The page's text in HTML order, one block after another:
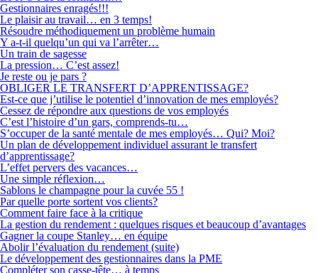
Gestionnaires enragés!!!
Le plaisir au travail… en 3 temps!
Résoudre méthodiquement un problème humain
Y a-t-il quelqu’un qui va l’arrêter…
Un train de sagesse
La pression… C’est assez!
Je reste ou je pars ?
OBLIGER LE TRANSFERT D’APPRENTISSAGE?
Est-ce que j’utilise le potentiel d’innovation de mes employés?
Cessez de répondre aux questions de vos employés
C’est l’histoire d’un gars, comprends-tu…
S’occuper de la santé mentale de mes employés… Qui? Moi?
Un plan de développement individuel assurant le transfert
d’apprentissage?
L’effet pervers des vacances…
Une simple réflexion…
Sablons le champagne pour la cuvée 55 !
Par quelle porte sortent vos clients?
Comment faire face à la critique
La gestion du rendement : quelques risques et beaucoup d’avantages
Gagner la coupe Stanley… en équipe
Abolir l’évaluation du rendement (suite)
Le développement des gestionnaires dans la PME
Compléter son casse-tête… à temps